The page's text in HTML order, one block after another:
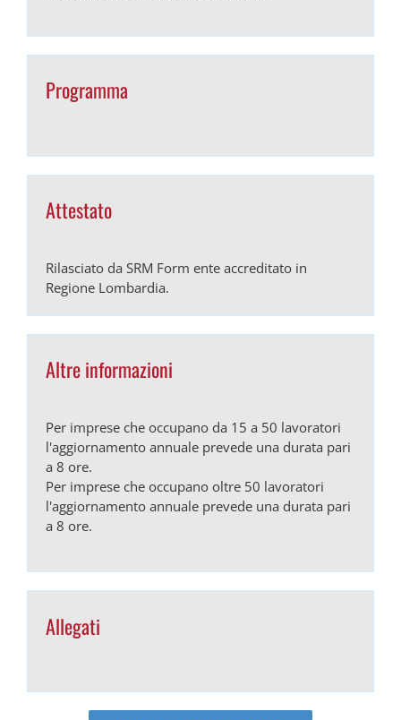
Programma
Attestato
Rilasciato da SRM Form ente accreditato in
Regione Lombardia.
Altre informazioni
Per imprese che occupano da 15 a 50 lavoratori
l'aggiornamento annuale prevede una durata pari
a 8 ore.
Per imprese che occupano oltre 50 lavoratori
l'aggiornamento annuale prevede una durata pari
a 8 ore.
Allegati